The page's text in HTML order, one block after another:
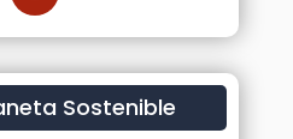
Sostenible